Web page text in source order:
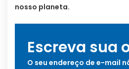
nosso planeta.
Escreva sua
O seu endereço de e-mail